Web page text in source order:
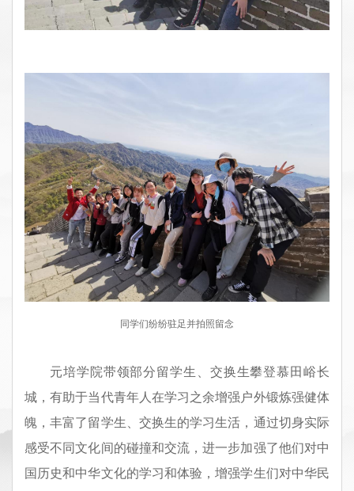
同学们纷纷驻足并拍照留念
元培学院带领部分留学生、交换生攀登慕田峪长
城，有助于当代青年人在学习之余增强户外锻炼强健体
魄，丰富了留学生、交换生的学习生活，通过切身实际
感受不同文化间的碰撞和交流，进一步加强了他们对中
国历史和中华文化的学习和体验，增强学生们对中华民